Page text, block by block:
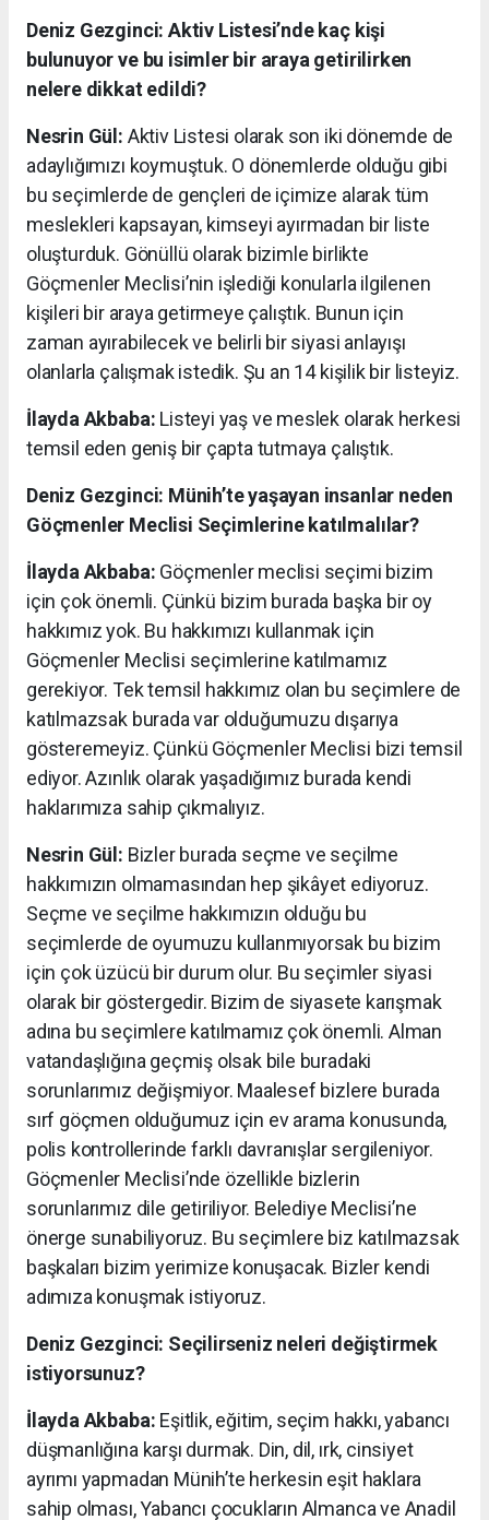
Deniz Gezginci: Aktiv Listesi’nde kaç kişi
bulunuyor ve bu isimler bir araya getirilirken
nelere dikkat edildi?
Nesrin Gül: Aktiv Listesi olarak son iki dönemde de
adaylığımızı koymuştuk. O dönemlerde olduğu gibi
bu seçimlerde de gençleri de içimize alarak tüm
meslekleri kapsayan, kimseyi ayırmadan bir liste
oluşturduk. Gönüllü olarak bizimle birlikte
Göçmenler Meclisi’nin işlediği konularla ilgilenen
kişileri bir araya getirmeye çalıştık. Bunun için
zaman ayırabilecek ve belirli bir siyasi anlayışı
olanlarla çalışmak istedik. Şu an 14 kişilik bir listeyiz.
İlayda Akbaba: Listeyi yaş ve meslek olarak herkesi
temsil eden geniş bir çapta tutmaya çalıştık.
Deniz Gezginci: Münih’te yaşayan insanlar neden
Göçmenler Meclisi Seçimlerine katılmalılar?
İlayda Akbaba: Göçmenler meclisi seçimi bizim
için çok önemli. Çünkü bizim burada başka bir oy
hakkımız yok. Bu hakkımızı kullanmak için
Göçmenler Meclisi seçimlerine katılmamız
gerekiyor. Tek temsil hakkımız olan bu seçimlere de
katılmazsak burada var olduğumuzu dışarıya
gösteremeyiz. Çünkü Göçmenler Meclisi bizi temsil
ediyor. Azınlık olarak yaşadığımız burada kendi
haklarımıza sahip çıkmalıyız.
Nesrin Gül: Bizler burada seçme ve seçilme
hakkımızın olmamasından hep şikâyet ediyoruz.
Seçme ve seçilme hakkımızın olduğu bu
seçimlerde de oyumuzu kullanmıyorsak bu bizim
için çok üzücü bir durum olur. Bu seçimler siyasi
olarak bir göstergedir. Bizim de siyasete karışmak
adına bu seçimlere katılmamız çok önemli. Alman
vatandaşlığına geçmiş olsak bile buradaki
sorunlarımız değişmiyor. Maalesef bizlere burada
sırf göçmen olduğumuz için ev arama konusunda,
polis kontrollerinde farklı davranışlar sergileniyor.
Göçmenler Meclisi’nde özellikle bizlerin
sorunlarımız dile getiriliyor. Belediye Meclisi’ne
önerge sunabiliyoruz. Bu seçimlere biz katılmazsak
başkaları bizim yerimize konuşacak. Bizler kendi
adımıza konuşmak istiyoruz.
Deniz Gezginci: Seçilirseniz neleri değiştirmek
istiyorsunuz?
İlayda Akbaba: Eşitlik, eğitim, seçim hakkı, yabancı
düşmanlığına karşı durmak. Din, dil, ırk, cinsiyet
ayrımı yapmadan Münih’te herkesin eşit haklara
sahip olması, Yabancı çocukların Almanca ve Anadil